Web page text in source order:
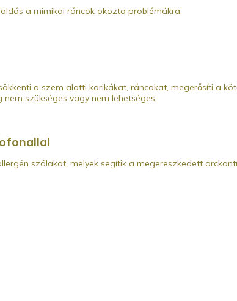
a mimikai ráncok okozta problémákra.
a szem alatti karikákat, ráncokat, megerősíti a
szükséges vagy nem lehetséges.
szálakat, melyek segítik a megereszkedett